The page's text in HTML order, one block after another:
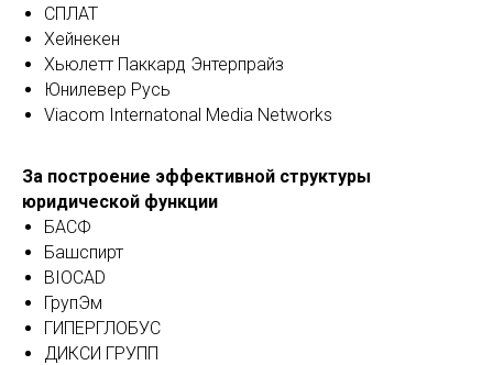
СПЛАТ
Хейнекен
Хьюлетт Паккард Энтерпрайз
Юнилевер Русь
Viacom Internatonal Media Networks
За построение эффективной структуры
юридической функции
БАСФ
Башспирт
BIOCAD
ГрупЭм
ГИПЕРГЛОБУС
ДИКСИ ГРУПП